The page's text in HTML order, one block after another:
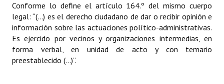
Huéspedes de Honor - Registro
Antiguos Pobladores - Registro
Reconocimientos - Registro
Conforme lo define el artículo 164.º del mismo cuerpo
legal: “(...) es el derecho ciudadano de dar o recibir opinión e
información sobre las actuaciones político-administrativas.
Es ejercido por vecinos y organizaciones intermedias, en
forma verbal, en unidad de acto y con temario
preestablecido (...)”.